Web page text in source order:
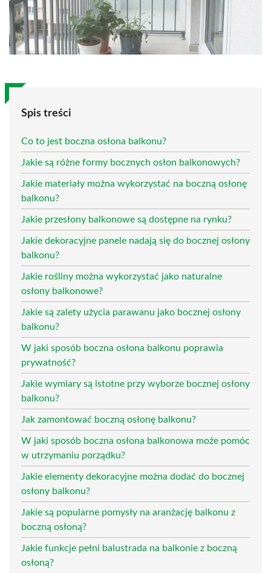
Spis treści
Co to jest boczna osłona balkonu?
Jakie są różne formy bocznych osłon balkonowych?
Jakie materiały można wykorzystać na boczną osłonę
balkonu?
Jakie przesłony balkonowe są dostępne na rynku?
Jakie dekoracyjne panele nadają się do bocznej osłony
balkonu?
Jakie rośliny można wykorzystać jako naturalne
osłony balkonowe?
Jakie są zalety użycia parawanu jako bocznej osłony
balkonu?
W jaki sposób boczna osłona balkonu poprawia
prywatność?
Jakie wymiary są istotne przy wyborze bocznej osłony
balkonu?
Jak zamontować boczną osłonę balkonu?
W jaki sposób boczna osłona balkonowa może pomóc
w utrzymaniu porządku?
Jakie elementy dekoracyjne można dodać do bocznej
osłony balkonu?
Jakie są popularne pomysły na aranżację balkonu z
boczną osłoną?
Jakie funkcje pełni balustrada na balkonie z boczną
osłoną?